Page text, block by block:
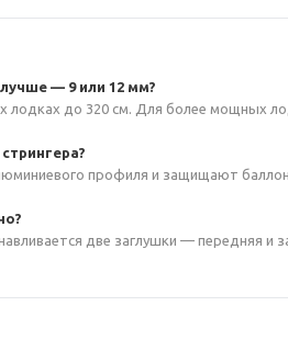
— 9 или 12 мм?
лодках до 320 см. Для более мощных
профиля и защищают
две заглушки — передняя и